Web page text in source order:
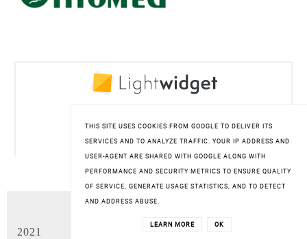
ARCHIWUM BLOGA
2021
THIS SITE USES COOKIES FROM GOOGLE TO DELIVER ITS
SERVICES AND TO ANALYZE TRAFFIC. YOUR IP ADDRESS AND
USER-AGENT ARE SHARED WITH GOOGLE ALONG WITH
PERFORMANCE AND SECURITY METRICS TO ENSURE QUALITY
OF SERVICE, GENERATE USAGE STATISTICS, AND TO DETECT
AND ADDRESS ABUSE.
LEARN MORE OK